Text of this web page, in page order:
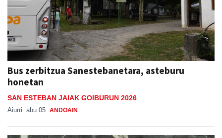
Bus zerbitzua Sanestebanetara, asteburu
honetan
SAN ESTEBAN JAIAK GOIBURUN 2026
Aiurri abu 05 ANDOAIN